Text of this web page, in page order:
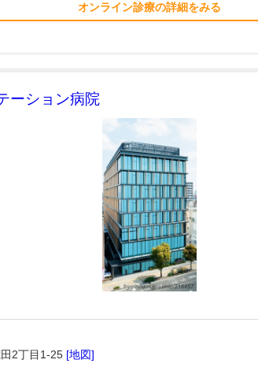
オンライン診療の詳細をみる
ーション病院
2丁目1-25 [地図]